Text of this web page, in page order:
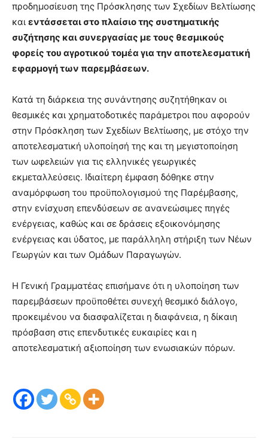
προδημοσίευση της Πρόσκλησης των Σχεδίων Βελτίωσης
και εντάσσεται στο πλαίσιο της συστηματικής
συζήτησης και συνεργασίας με τους θεσμικούς
φορείς του αγροτικού τομέα για την αποτελεσματική
εφαρμογή των παρεμβάσεων.
Κατά τη διάρκεια της συνάντησης συζητήθηκαν οι
θεσμικές και χρηματοδοτικές παράμετροι που αφορούν
στην Πρόσκληση των Σχεδίων Βελτίωσης, με στόχο την
αποτελεσματική υλοποίησή της και τη μεγιστοποίηση
των ωφελειών για τις ελληνικές γεωργικές
εκμεταλλεύσεις. Ιδιαίτερη έμφαση δόθηκε στην
αναμόρφωση του προϋπολογισμού της Παρέμβασης,
στην ενίσχυση επενδύσεων σε ανανεώσιμες πηγές
ενέργειας, καθώς και σε δράσεις εξοικονόμησης
ενέργειας και ύδατος, με παράλληλη στήριξη των Νέων
Γεωργών και των Ομάδων Παραγωγών.
Η Γενική Γραμματέας επισήμανε ότι η υλοποίηση των
παρεμβάσεων προϋποθέτει συνεχή θεσμικό διάλογο,
προκειμένου να διασφαλίζεται η διαφάνεια, η δίκαιη
πρόσβαση στις επενδυτικές ευκαιρίες και η
αποτελεσματική αξιοποίηση των ενωσιακών πόρων.